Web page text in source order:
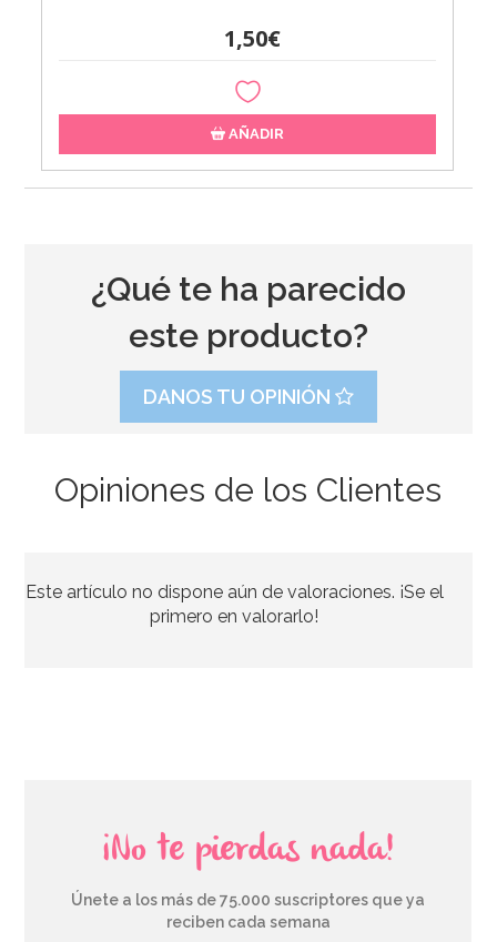
1,50€
AÑADIR
19,95€
¿Qué te ha parecido
este producto?
DANOS TU OPINIÓN
Opiniones de los Clientes
Este artículo no dispone aún de valoraciones. ¡Se el
primero en valorarlo!
¡No te pierdas nada!
Únete a los más de 75.000 suscriptores que ya
reciben cada semana